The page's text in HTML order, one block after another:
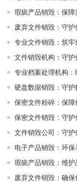
瑕疵产品销毁：保
废弃文件销毁：守
专业文件销毁：筑
文件销毁机构：守
专业档案处理机构
硬盘数据销毁：守
保密文件粉碎：保
保密文件销毁：守
文件销毁公司：守
电子产品销毁：环
瑕疵产品销毁：维
废弃文件销毁：确